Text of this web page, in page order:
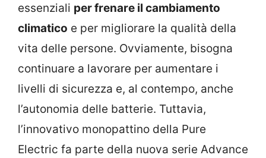
essenziali per frenare il cambiamento
climatico e per migliorare la qualità della
vita delle persone. Ovviamente, bisogna
continuare a lavorare per aumentare i
livelli di sicurezza e, al contempo, anche
l’autonomia delle batterie. Tuttavia,
l’innovativo monopattino della Pure
Electric fa parte della nuova serie Advance